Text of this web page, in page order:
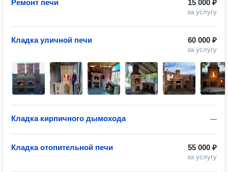
15 000 ₽
за услугу
Ремонт печи
60 000 ₽
за услугу
Кладка уличной печи
—
Кладка кирпичного дымохода
55 000 ₽
за услугу
Кладка отопительной печи